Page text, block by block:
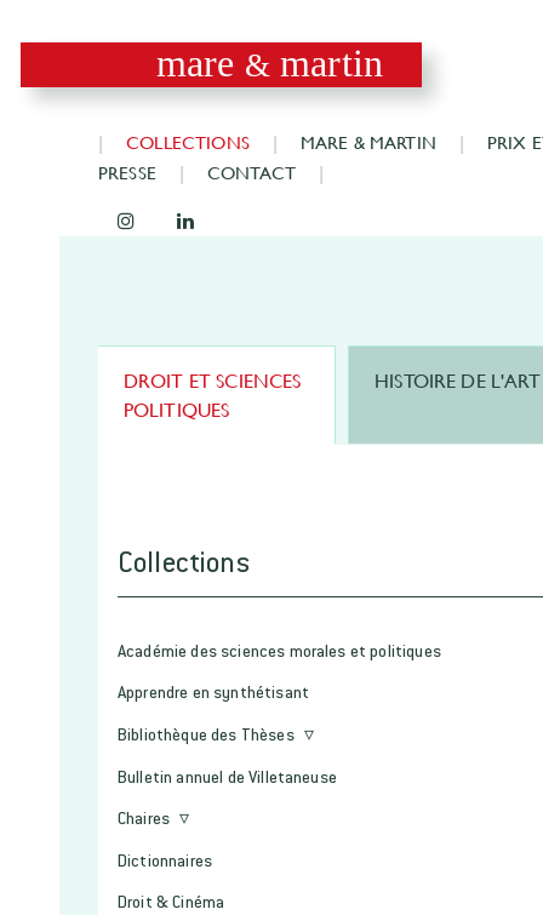
mare & martin
COLLECTIONS MARE & MARTIN
PRIX
PRESSE
CONTACT
DROIT ET SCIENCES
POLITIQUES
HISTOIRE DE L'ART
Collections
Académie des sciences morales et politiques
Apprendre en synthétisant
Bibliothèque des Thèses
Bulletin annuel de Villetaneuse
Chaires
Dictionnaires
Droit & Cinéma